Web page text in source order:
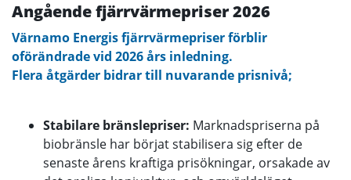
Angående fjärrvärmepriser 2026
Värnamo Energis fjärrvärmepriser förblir
oförändrade vid 2026 års inledning.
Flera åtgärder bidrar till nuvarande prisnivå;
Stabilare bränslepriser: Marknadspriserna på
biobränsle har börjat stabilisera sig efter de
senaste årens kraftiga prisökningar, orsakade av